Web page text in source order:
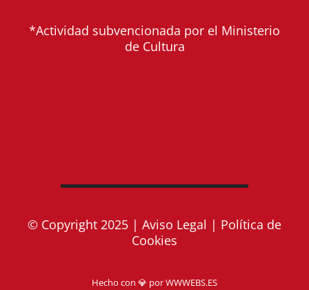
*Actividad subvencionada por el Ministerio
de Cultura
© Copyright 2025 | Aviso Legal | Política de
Cookies
Hecho con 💎 porWWWEBS.ES